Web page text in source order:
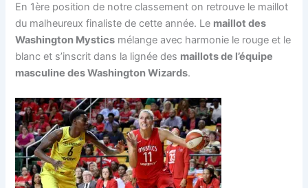
En 1ère position de notre classement on retrouve le maillot
du malheureux finaliste de cette année. Le maillot des
Washington Mystics mélange avec harmonie le rouge et le
blanc et s’inscrit dans la lignée des maillots de l’équipe
masculine des Washington Wizards.